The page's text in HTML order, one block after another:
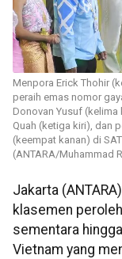
Menpora Erick Thohir
peraih emas nomor
Donovan Yusuf (kelima
Quah (ketiga kiri), dan
(keempat kanan) di
(ANTARA/Muhammad
Jakarta
klasemen
sementara
Vietnam yang